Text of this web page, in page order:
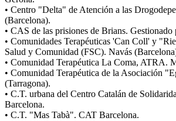
• Centro "Delta" de Atención a las
(Barcelona).
• CAS de las prisiones de Brians. Gestionado
• Comunidades Terapéuticas 'Can Coll' y
Salud y Comunidad (FSC). Navás
• Comunidad Terapéutica La Coma, ATRA.
• Comunidad Terapéutica de la Asociación
(Tarragona).
• C.T. urbana del Centro Catalán de
Barcelona.
• C.T. "Mas Tabà". CAT Barcelona.